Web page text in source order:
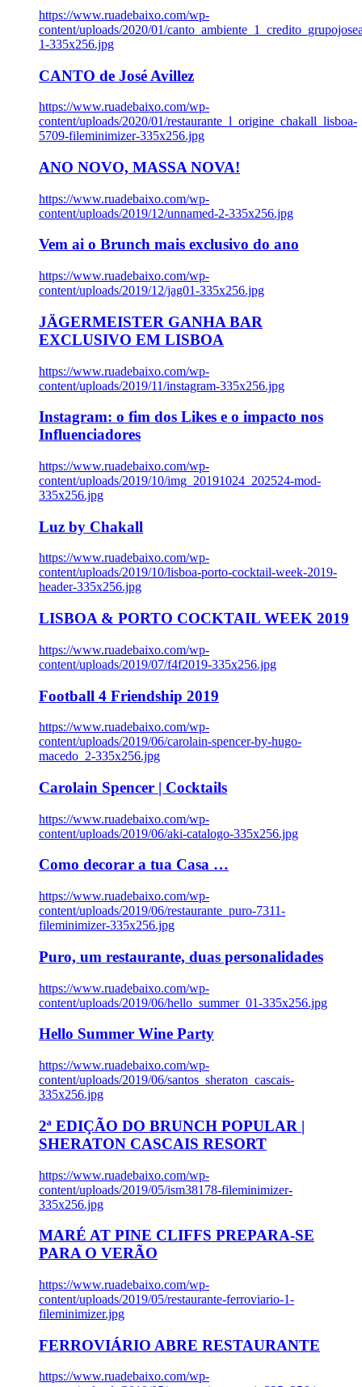
https://www.ruadebaixo.com/wp-
content/uploads/2020/01/
1-335x256.jpg
CANTO de José Avillez
https://www.ruadebaixo.com/wp-
content/uploads/2020/01/restaurante_l_origine_chakall_lisboa-
5709-fileminimizer-335x256.jpg
ANO NOVO, MASSA NOVA!
https://www.ruadebaixo.com/wp-
content/uploads/2019/12/unnamed-2-335x256.jpg
Vem ai o Brunch mais exclusivo do ano
https://www.ruadebaixo.com/wp-
content/uploads/2019/12/jag01-335x256.jpg
JÄGERMEISTER GANHA BAR
EXCLUSIVO EM LISBOA
https://www.ruadebaixo.com/wp-
content/uploads/2019/11/instagram-335x256.jpg
Instagram: o fim dos Likes e o impacto nos
Influenciadores
https://www.ruadebaixo.com/wp-
content/uploads/2019/10/img_20191024_202524-mod-
335x256.jpg
Luz by Chakall
https://www.ruadebaixo.com/wp-
content/uploads/2019/10/lisboa-porto-cocktail-week-2019-
header-335x256.jpg
LISBOA & PORTO COCKTAIL WEEK 2019
https://www.ruadebaixo.com/wp-
content/uploads/2019/07/f4f2019-335x256.jpg
Football 4 Friendship 2019
https://www.ruadebaixo.com/wp-
content/uploads/2019/06/carolain-spencer-by-hugo-
macedo_2-335x256.jpg
Carolain Spencer | Cocktails
https://www.ruadebaixo.com/wp-
content/uploads/2019/06/aki-catalogo-335x256.jpg
Como decorar a tua Casa …
https://www.ruadebaixo.com/wp-
content/uploads/2019/06/restaurante_puro-7311-
fileminimizer-335x256.jpg
Puro, um restaurante, duas personalidades
https://www.ruadebaixo.com/wp-
content/uploads/2019/06/hello_summer_01-335x256.jpg
Hello Summer Wine Party
https://www.ruadebaixo.com/wp-
content/uploads/2019/06/santos_sheraton_cascais-
335x256.jpg
2ª EDIÇÃO DO BRUNCH POPULAR |
SHERATON CASCAIS RESORT
https://www.ruadebaixo.com/wp-
content/uploads/2019/05/ism38178-fileminimizer-
335x256.jpg
MARÉ AT PINE CLIFFS PREPARA-SE
PARA O VERÃO
https://www.ruadebaixo.com/wp-
content/uploads/2019/05/restaurante-ferroviario-1-
fileminimizer.jpg
FERROVIÁRIO ABRE RESTAURANTE
https://www.ruadebaixo.com/wp-